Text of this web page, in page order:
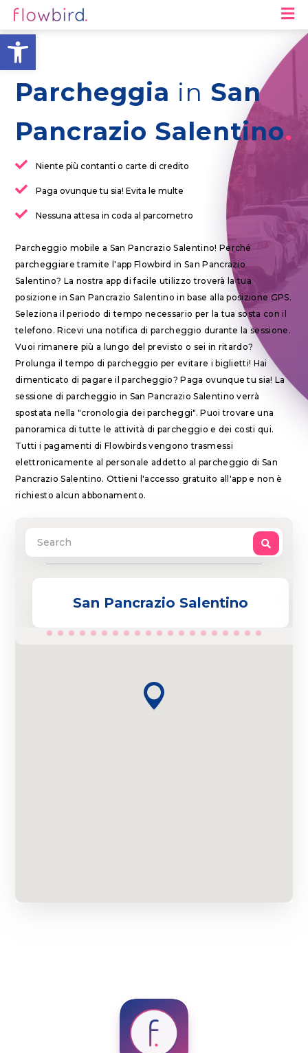
Apri la barra degli
Parcheggia in San
Pancrazio Salentino
Niente più contanti o carte di credito
Paga ovunque tu sia! Evita le multe
Nessuna attesa in coda al parcometro
Parcheggio mobile a San Pancrazio Salentino! Perché
parcheggiare tramite l'app Flowbird in San Pancrazio
Salentino? La nostra app di facile utilizzo troverà la tua
posizione in San Pancrazio Salentino in base alla posizione GPS.
Seleziona il periodo di tempo necessario per la tua sosta con il
telefono. Ricevi una notifica di parcheggio durante la sessione.
Vuoi rimanere più a lungo del previsto o sei in ritardo?
Prolunga il tempo di parcheggio per evitare i biglietti! Hai
dimenticato di pagare il parcheggio? Paga ovunque tu sia! La
sessione di parcheggio in San Pancrazio Salentino verrà
spostata nella "cronologia dei parcheggi". Puoi trovare una
panoramica di tutte le attività di parcheggio e dei costi qui.
Tutti i pagamenti di Flowbirds vengono trasmessi
elettronicamente al personale addetto al parcheggio di San
Pancrazio Salentino. Ottieni l'accesso gratuito all'app e non è
richiesto alcun abbonamento.
San Pancrazio Salentino